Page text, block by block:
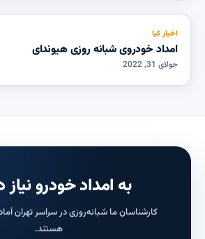
اخبار کیا
امداد خودروی شبانه روزی هیوندای
جولای 31, 2022
به امداد خودرو نیاز
کارشناسان ما شبانه‌روزی در سراسر تهران
هستند.